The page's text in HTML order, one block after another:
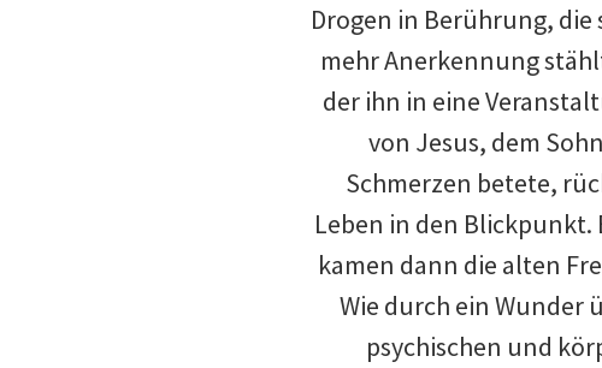
Drogen in Berührung,
mehr Anerkennung
der ihn in eine
von Jesus, dem
Schmerzen betete,
Leben in den Blickpunkt.
kamen dann die alten
Wie durch ein Wunder
psychischen und